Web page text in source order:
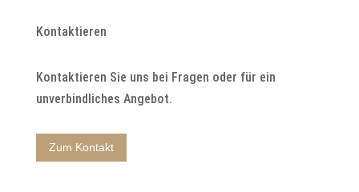
Kontaktieren
Kontaktieren Sie uns bei Fragen oder für ein
unverbindliches Angebot.
Zum Kontakt